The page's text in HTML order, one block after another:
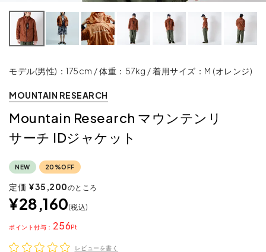
モデル(男性)：175cm / 体重：57kg / 着用サイズ：M (オレンジ)
MOUNTAIN RESEARCH
Mountain Research マウンテンリ
サーチ IDジャケット
NEW 20%OFF
定価 ¥35,200のところ
¥28,160 税込
256
ポイント
レビューを書く